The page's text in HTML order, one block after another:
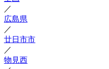
／
広島県
／
廿日市市
／
物見西